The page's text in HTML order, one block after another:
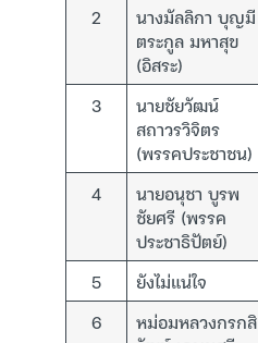
2
นางมัลลิกา บุญมี
ตระกูล มหาสุข
(อิสระ)
3
นายชัยวัฒน์
สถาวรวิจิตร
(พรรคประชาชน)
4
นายอนุชา บูรพ
ชัยศรี (พรรค
ประชาธิปัตย์)
5 ยังไม่แน่ใจ
6
หม่อมหลวงกรกสิ